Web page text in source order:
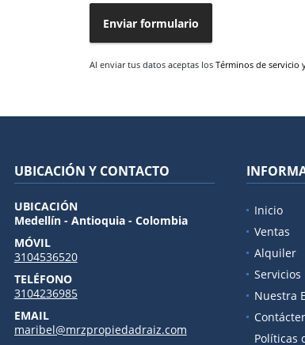
Enviar formulario
Al enviar tus datos aceptas los Términos de servicio
UBICACIÓN Y CONTACTO
UBICACIÓN
Medellín - Antioquia - Colombia
MÓVIL
3104536520
TELÉFONO
3104236985
EMAIL
maribel@mrzpropiedadraiz.com
Inicio
Ventas
Alquiler
Servicios
Nuestra
Políticas